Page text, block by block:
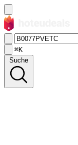
⌘K
Suche